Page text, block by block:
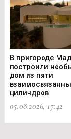
В пригороде
построили
дом из пяти
цилиндров
05.08.2026, 17:42